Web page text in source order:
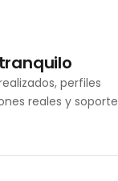
perfiles
reales y soporte